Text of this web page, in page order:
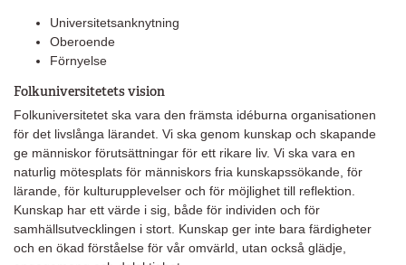
Universitetsanknytning
Oberoende
Förnyelse
Folkuniversitetets vision
Folkuniversitetet ska vara den främsta idéburna organisationen
för det livslånga lärandet. Vi ska genom kunskap och skapande
ge människor förutsättningar för ett rikare liv. Vi ska vara en
naturlig mötesplats för människors fria kunskapssökande, för
lärande, för kulturupplevelser och för möjlighet till reflektion.
Kunskap har ett värde i sig, både för individen och för
samhällsutvecklingen i stort. Kunskap ger inte bara färdigheter
och en ökad förståelse för vår omvärld, utan också glädje,